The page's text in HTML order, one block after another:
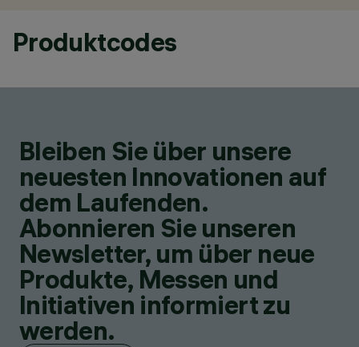
Produktcodes
Bleiben Sie über unsere
neuesten Innovationen auf
dem Laufenden.
Abonnieren Sie unseren
Newsletter, um über neue
Produkte, Messen und
Initiativen informiert zu
werden.